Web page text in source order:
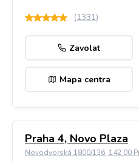
(1331)
Zavolat
Mapa centra
Praha 4, Novo Plaza
Novodvorská 1800/136, 142 00